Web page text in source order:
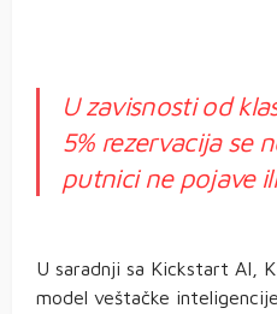
U zavisnosti od
5% rezervacija se
putnici ne pojave
U saradnji sa Kickstart AI,
model veštačke